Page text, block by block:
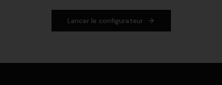
Lancer le configurateur